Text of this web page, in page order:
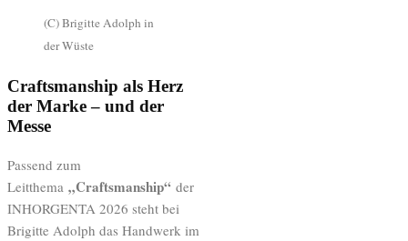
(C) Brigitte Adolph in
der Wüste
Craftsmanship als Herz
der Marke – und der
Messe
Passend zum
Leitthema „Craftsmanship“ der
INHORGENTA 2026 steht bei
Brigitte Adolph das Handwerk im